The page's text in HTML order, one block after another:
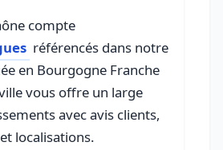
compte
référencés dans notre
en Bourgogne Franche
vous offre un large
avec avis clients,
localisations.